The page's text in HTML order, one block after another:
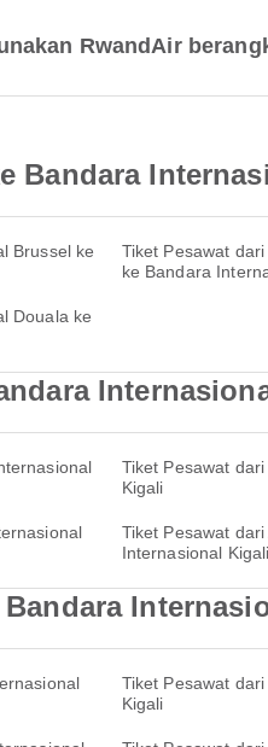
RwandAir
Bandara
Brussel ke
Tiket Pesawat
ke Bandara
Douala ke
Tiket Pesawat
Kigali
Tiket Pesawat
Internasional Kigali
Tiket Pesawat
Kigali